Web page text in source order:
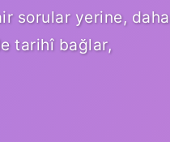
sorular yerine, daha
tarihî bağlar,